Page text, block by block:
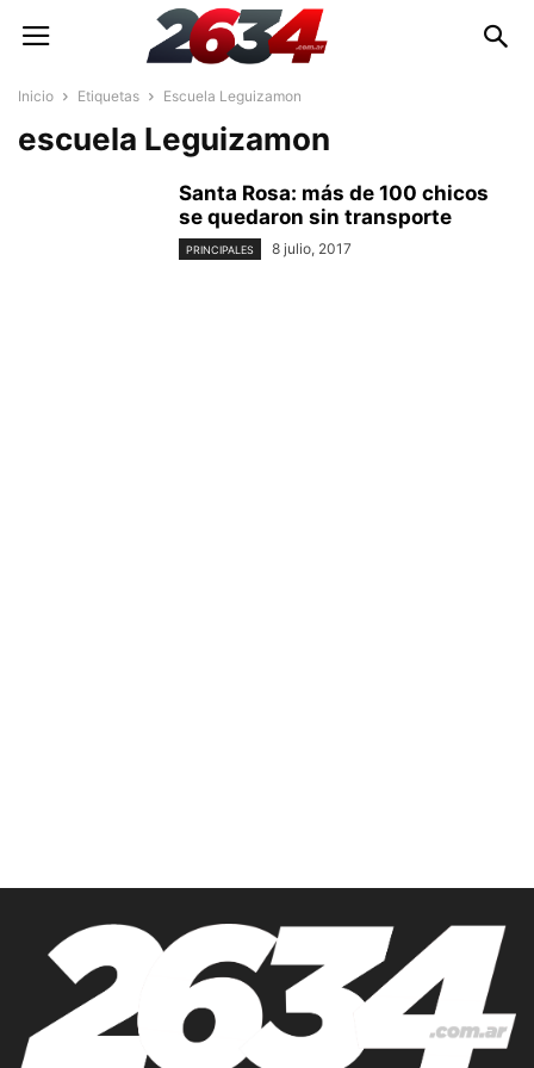
Inicio Etiquetas Escuela Leguizamon
escuela Leguizamon
Santa Rosa: más de 100 chicos
se quedaron sin transporte
PRINCIPALES 8 julio, 2017